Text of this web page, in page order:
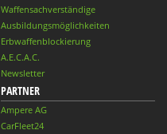
Waffensachverständige
Ausbildungsmöglichkeiten
Erbwaffenblockierung
A.E.C.A.C.
Newsletter
PARTNER
Ampere AG
CarFleet24